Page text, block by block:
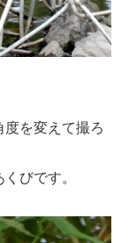
を変えて撮ろ
びです。